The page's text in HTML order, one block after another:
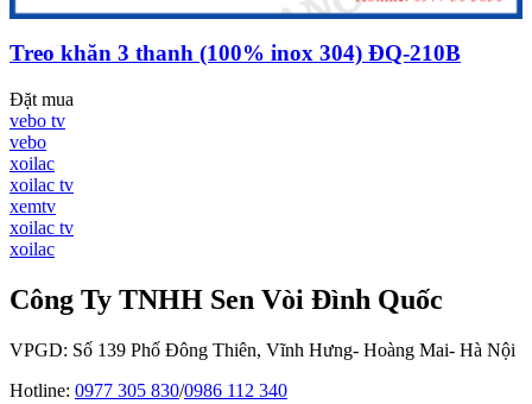
Treo khăn 3 thanh (100% inox 304) ĐQ-210B
Đặt mua
vebo tv
vebo
xoilac
xoilac tv
xemtv
xoilac tv
xoilac
Công Ty TNHH Sen Vòi Đình Quốc
VPGD: Số 139 Phố Đông Thiên, Vĩnh Hưng- Hoàng Mai- Hà Nội
Hotline: 0977 305 830/0986 112 340